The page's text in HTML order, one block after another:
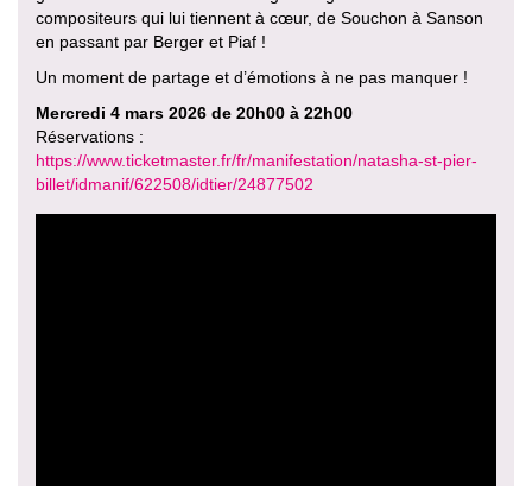
compositeurs qui lui tiennent à cœur, de Souchon à Sanson
en passant par Berger et Piaf !
Un moment de partage et d’émotions à ne pas manquer !
Mercredi 4 mars 2026 de 20h00 à 22h00
Réservations :
https://www.ticketmaster.fr/fr/manifestation/natasha-st-pier-
billet/idmanif/622508/idtier/24877502